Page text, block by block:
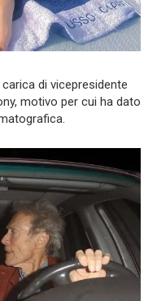
di vicepresidente
motivo per cui ha dato